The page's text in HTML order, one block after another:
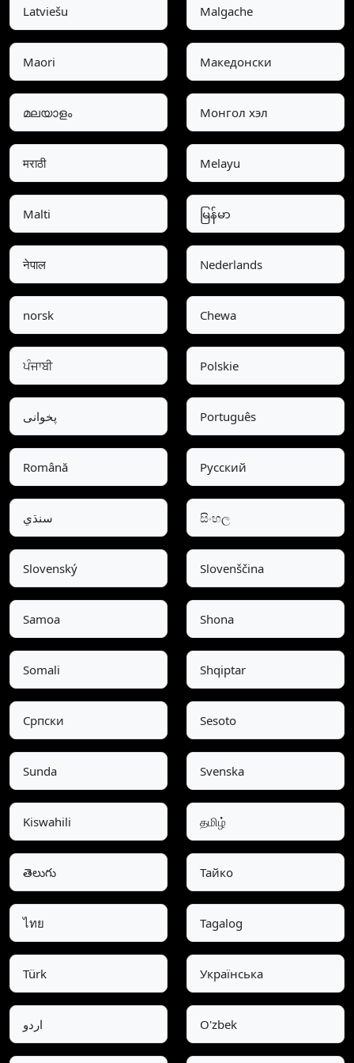
Latviešu Malgache
Maori Македонски
മലയാളം Монгол хэл
मराठी Melayu
Malti မြန်မာ
नेपाल Nederlands
norsk Chewa
ਪੰਜਾਬੀ Polskie
پخوانی Português
Română Pусский
سنڌي සිංහල
Slovenský Slovenščina
Samoa Shona
Somali Shqiptar
Српски Sesoto
Sunda Svenska
Kiswahili தமிழ்
తెలుగు Тайко
ไทย Tagalog
Türk Українська
اردو O'zbek